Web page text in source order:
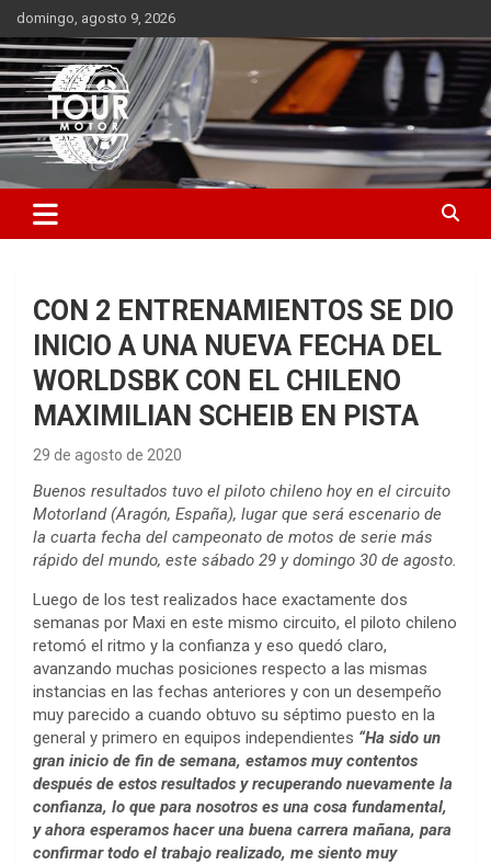
Saltar
al
contenido
domingo, agosto 9, 2026
Tour Motor
Plataforma de contenido audiovisual para el sector automotriz
CON 2 ENTRENAMIENTOS SE DIO
INICIO A UNA NUEVA FECHA DEL
WORLDSBK CON EL CHILENO
MAXIMILIAN SCHEIB EN PISTA
29 de agosto de 2020
Buenos resultados tuvo el piloto chileno hoy en el circuito
Motorland (Aragón, España), lugar que será escenario de
la cuarta fecha del campeonato de motos de serie más
rápido del mundo, este sábado 29 y domingo 30 de agosto.
Luego de los test realizados hace exactamente dos
semanas por Maxi en este mismo circuito, el piloto chileno
retomó el ritmo y la confianza y eso quedó claro,
avanzando muchas posiciones respecto a las mismas
instancias en las fechas anteriores y con un desempeño
muy parecido a cuando obtuvo su séptimo puesto en la
general y primero en equipos independientes “Ha sido un
gran inicio de fin de semana, estamos muy contentos
después de estos resultados y recuperando nuevamente la
confianza, lo que para nosotros es una cosa fundamental,
y ahora esperamos hacer una buena carrera mañana, para
confirmar todo el trabajo realizado, me siento muy